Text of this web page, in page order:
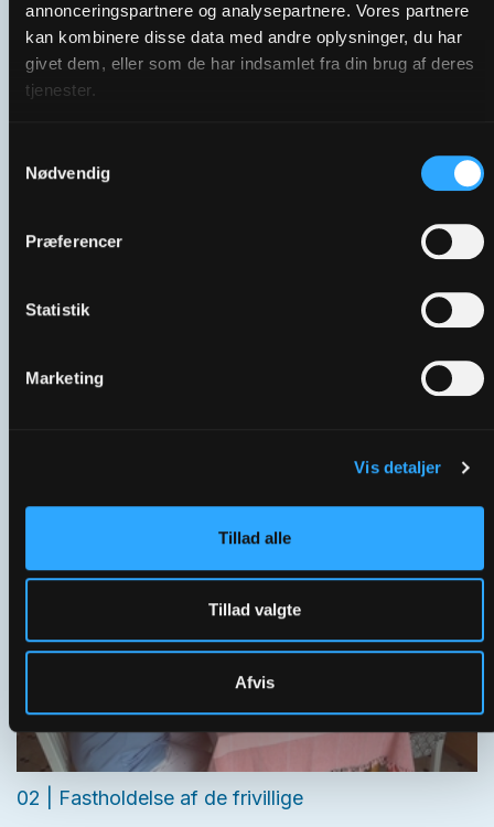
annonceringspartnere og analysepartnere. Vores partnere
kan kombinere disse data med andre oplysninger, du har
givet dem, eller som de har indsamlet fra din brug af deres
tjenester.
Nødvendig
Præferencer
Statistik
Marketing
Vis detaljer
Tillad alle
Tillad valgte
Afvis
Generelt spot | En Frivillig Forskel
02 | Fastholdelse af de frivillige